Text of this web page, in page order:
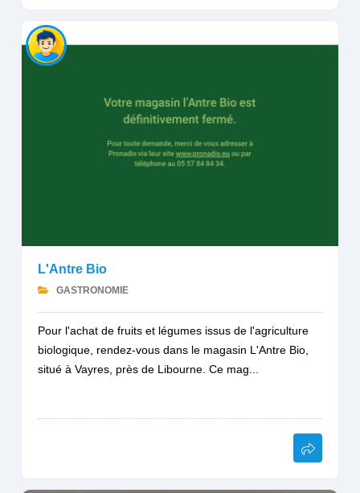
L'Antre Bio
GASTRONOMIE
Pour l'achat de fruits et légumes issus de l'agriculture
biologique, rendez-vous dans le magasin L'Antre Bio,
situé à Vayres, près de Libourne. Ce mag...